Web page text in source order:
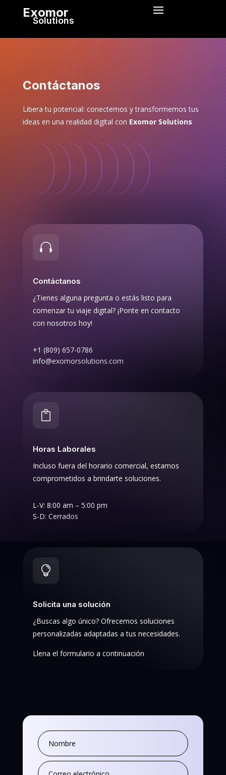
Exomor
Solutions
Contáctanos
Libera tu potencial: conectemos y transformemos tus
ideas en una realidad digital conExomor Solutions

Contáctanos
¿Tienes alguna pregunta o estás listo para
comenzar tu viaje digital? ¡Ponte en contacto
con nosotros hoy!
+1 (809) 657-0786
info@exomorsolutions.com

Horas Laborales
Incluso fuera del horario comercial, estamos
comprometidos a brindarte soluciones.
L-V: 8:00 am – 5:00 pm
S-D: Cerrados

Solicita una solución
¿Buscas algo único? Ofrecemos soluciones
personalizadas adaptadas a tus necesidades.
Llena el formulario a continuación